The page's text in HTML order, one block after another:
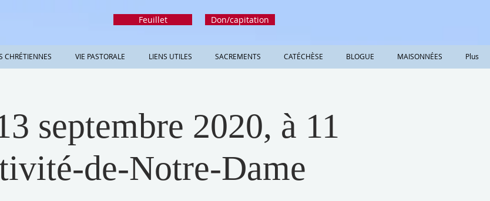
Feuillet Don/capitation
CHRÉTIENNES VIE PASTORALE LIENS UTILES SACREMENTS CATÉCHÈSE BLOGUE MAISONNÉES Plus
septembre 2020, à 11
de-Notre-Dame